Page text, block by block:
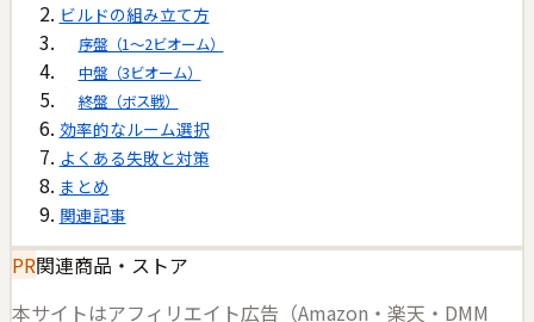
ビルドの組み立て方
序盤（1〜2ビオーム）
中盤（3ビオーム）
終盤（ボス戦）
効率的なルーム選択
よくある失敗と対策
まとめ
関連記事
PR関連商品・ストア
本サイトはアフィリエイト広告（Amazon・楽天・DMM